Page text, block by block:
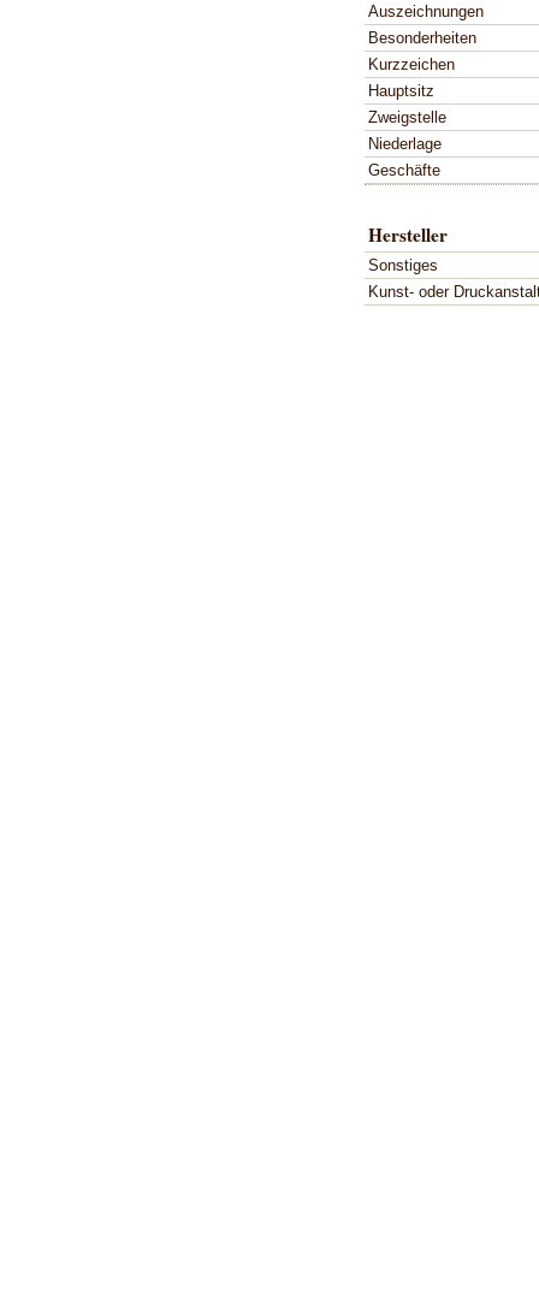
Auszeichnungen
Besonderheiten
Kurzzeichen
Hauptsitz
Zweigstelle
Niederlage
Geschäfte
Hersteller
Sonstiges
Kunst- oder